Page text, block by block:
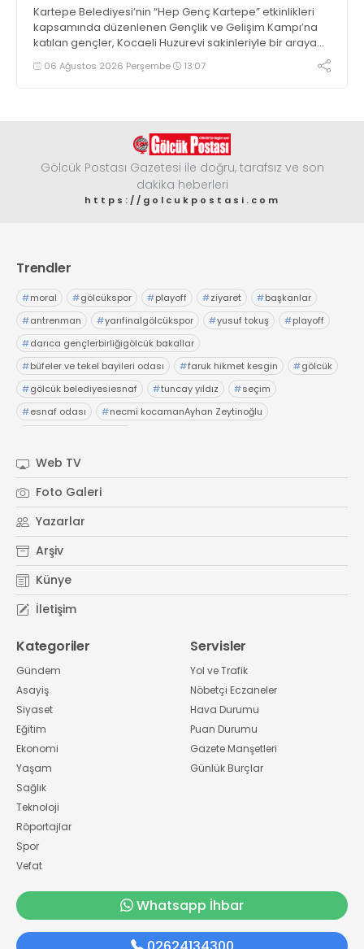
Kartepe Belediyesi’nin “Hep Genç Kartepe” etkinlikleri
kapsamında düzenlenen Gençlik ve Gelişim Kampı’na
katılan gençler, Kocaeli Huzurevi sakinleriyle bir araya
geldi06 Ağustos 2026 Perşembe 13:07
Gölcük Postası Gazetesi ile doğru, tarafsız ve son
dakika heberleri
https://golcukpostasi.com
Trendler
#moral #gölcükspor #playoff #ziyaret #başkanlar
#antrenman #yarıfinalgölcükspor #yusuf tokuş #playoff
#darıca gençlerbirliğigölcük bakallar
#büfeler ve tekel bayileri odası #faruk hikmet kesgin #gölcük
#gölcük belediyesiesnaf #tuncay yıldız #seçim
#esnaf odası #necmi kocamanAyhan Zeytinoğlu
Web TV
Foto Galeri
Yazarlar
Arşiv
Künye
İletişim
Kategoriler
Gündem
Asayiş
Siyaset
Eğitim
Ekonomi
Yaşam
Sağlık
Teknoloji
Röportajlar
Spor
Vefat
Servisler
Yol ve Trafik
Nöbetçi Eczaneler
Hava Durumu
Puan Durumu
Gazete Manşetleri
Günlük Burçlar
Whatsapp İhbar